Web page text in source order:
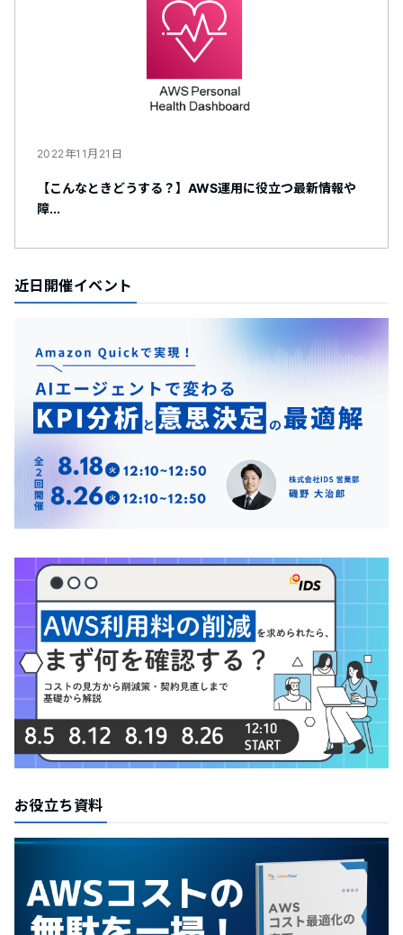
2022年11月21日
【こんなときどうする？】AWS運用に役立つ最新情報や
障...
近日開催イベント
お役立ち資料